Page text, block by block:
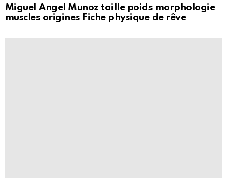
Miguel Angel Munoz taille poids morphologie
muscles origines Fiche physique de rêve